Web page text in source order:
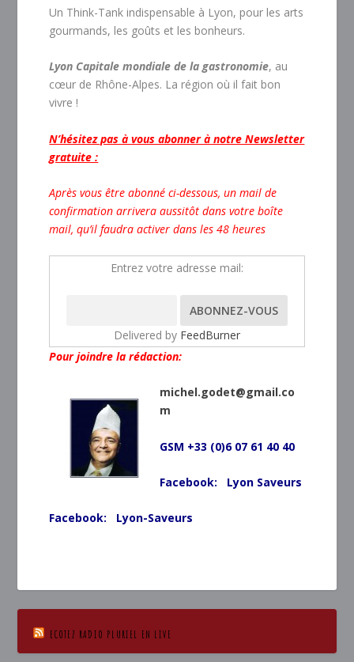
Un Think-Tank indispensable à Lyon, pour les arts
gourmands, les goûts et les bonheurs.
Lyon Capitale mondiale de la gastronomie, au
cœur de Rhône-Alpes. La région où il fait bon
vivre !
N’hésitez pas à vous abonner à notre Newsletter
gratuite :
Après vous être abonné ci-dessous, un mail de
confirmation arrivera aussitôt dans votre boîte
mail, qu’il faudra activer dans les 48 heures
Entrez votre adresse mail:
Delivered by FeedBurner
Pour joindre la rédaction:
michel.godet@gmail.co
m
GSM +33 (0)6 07 61 40 40
Facebook: Lyon Saveurs
Facebook: Lyon-Saveurs
ECOTEZ RADIO PLURIEL EN LIVE